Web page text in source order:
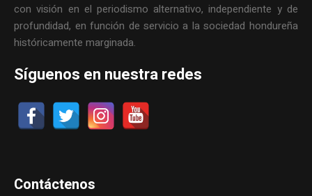
con visión en el periodismo alternativo, independiente y de
profundidad, en función de servicio a la sociedad hondureña
históricamente marginada.
Síguenos en nuestra redes
Contáctenos